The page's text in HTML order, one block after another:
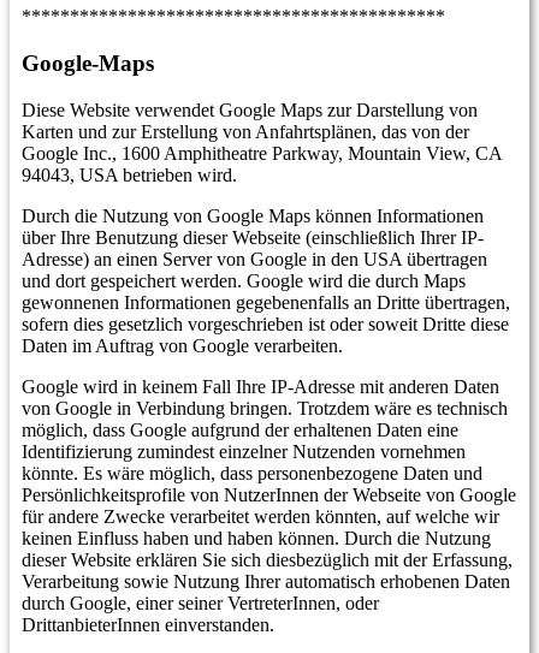
********************************************
Google-Maps
Diese Website verwendet Google Maps zur Darstellung von
Karten und zur Erstellung von Anfahrtsplänen, das von der
Google Inc., 1600 Amphitheatre Parkway, Mountain View, CA
94043, USA betrieben wird.
Durch die Nutzung von Google Maps können Informationen
über Ihre Benutzung dieser Webseite (einschließlich Ihrer IP-
Adresse) an einen Server von Google in den USA übertragen
und dort gespeichert werden. Google wird die durch Maps
gewonnenen Informationen gegebenenfalls an Dritte übertragen,
sofern dies gesetzlich vorgeschrieben ist oder soweit Dritte diese
Daten im Auftrag von Google verarbeiten.
Google wird in keinem Fall Ihre IP-Adresse mit anderen Daten
von Google in Verbindung bringen. Trotzdem wäre es technisch
möglich, dass Google aufgrund der erhaltenen Daten eine
Identifizierung zumindest einzelner Nutzenden vornehmen
könnte. Es wäre möglich, dass personenbezogene Daten und
Persönlichkeitsprofile von NutzerInnen der Webseite von Google
für andere Zwecke verarbeitet werden könnten, auf welche wir
keinen Einfluss haben und haben können. Durch die Nutzung
dieser Website erklären Sie sich diesbezüglich mit der Erfassung,
Verarbeitung sowie Nutzung Ihrer automatisch erhobenen Daten
durch Google, einer seiner VertreterInnen, oder
DrittanbieterInnen einverstanden.